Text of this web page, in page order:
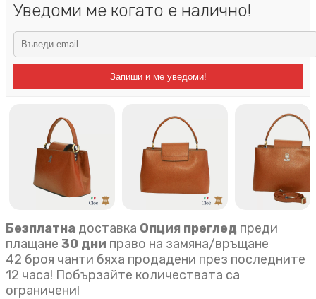
Уведоми ме когато е налично!
Запиши и ме уведоми!
Безплатна доставка Опция преглед преди
плащане 30 дни право на замяна/връщане
42 броя чанти бяха продадени през последните
12 часа! Побързайте количествата са
ограничени!